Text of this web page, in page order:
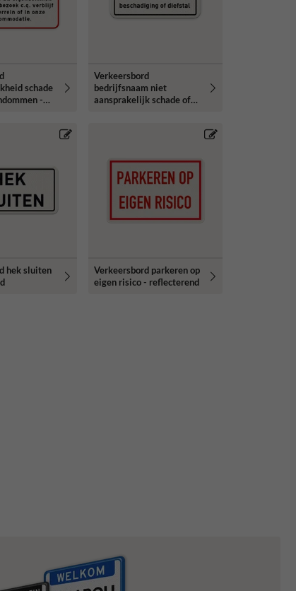
schade
-
Verkeersbord
bedrijfsnaam niet
aansprakelijk schade of
hek sluiten
Verkeersbord parkeren op
eigen risico - reflecterend